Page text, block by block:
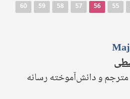
55
56
57
58
59
60
مترجم و دانش‌آموخته رسانه